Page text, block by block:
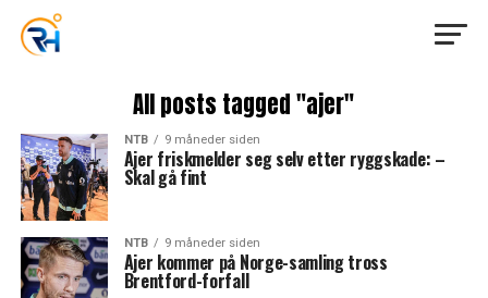
All posts tagged "ajer"
NTB 9 måneder siden
Ajer friskmelder seg selv etter ryggskade: –
Skal gå fint
NTB 9 måneder siden
Ajer kommer på Norge-samling tross
Brentford-forfall